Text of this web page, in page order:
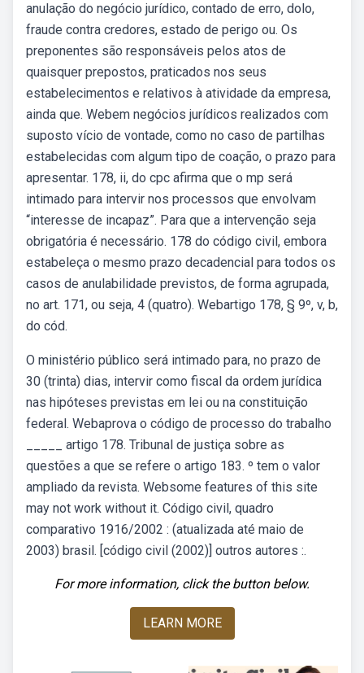
anulação do negócio jurídico, contado de erro, dolo,
fraude contra credores, estado de perigo ou. Os
preponentes são responsáveis pelos atos de
quaisquer prepostos, praticados nos seus
estabelecimentos e relativos à atividade da empresa,
ainda que. Webem negócios jurídicos realizados com
suposto vício de vontade, como no caso de partilhas
estabelecidas com algum tipo de coação, o prazo para
apresentar. 178, ii, do cpc afirma que o mp será
intimado para intervir nos processos que envolvam
“interesse de incapaz”. Para que a intervenção seja
obrigatória é necessário. 178 do código civil, embora
estabeleça o mesmo prazo decadencial para todos os
casos de anulabilidade previstos, de forma agrupada,
no art. 171, ou seja, 4 (quatro). Webartigo 178, § 9º, v, b,
do cód.
O ministério público será intimado para, no prazo de
30 (trinta) dias, intervir como fiscal da ordem jurídica
nas hipóteses previstas em lei ou na constituição
federal. Webaprova o código de processo do trabalho
_____ artigo 178. Tribunal de justiça sobre as
questões a que se refere o artigo 183. º tem o valor
ampliado da revista. Websome features of this site
may not work without it. Código civil, quadro
comparativo 1916/2002 : (atualizada até maio de
2003) brasil. [código civil (2002)] outros autores :.
For more information, click the button below.
LEARN MORE